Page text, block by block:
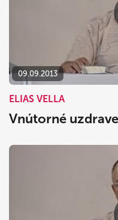
09.09.2013
ELIAS VELLA
Vnútorné